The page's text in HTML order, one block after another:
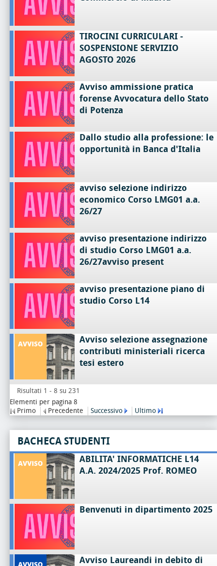
TIROCINI CURRICULARI -
SOSPENSIONE SERVIZIO
AGOSTO 2026
Avviso ammissione pratica
forense Avvocatura dello Stato
di Potenza
Dallo studio alla professione: le
opportunità in Banca d'Italia
avviso selezione indirizzo
economico Corso LMG01 a.a.
26/27
avviso presentazione indirizzo
di studio Corso LMG01 a.a.
26/27avviso present
avviso presentazione piano di
studio Corso L14
Avviso selezione assegnazione
contributi ministeriali ricerca
tesi estero
Risultati 1 - 8 su 231
Elementi per pagina 8
Primo
Precedente Successivo Ultimo
BACHECA STUDENTI
ABILITA' INFORMATICHE L14
A.A. 2024/2025 Prof. ROMEO
Benvenuti in dipartimento 2025
Avviso Laureandi in debito di